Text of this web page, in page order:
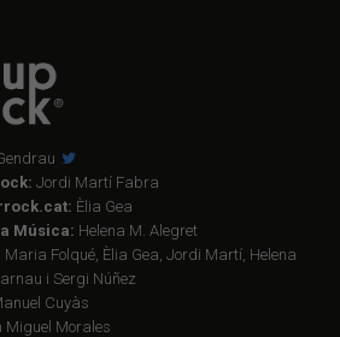
Jordi Martí Fabra
Èlia Gea
Música: Helena M. Alegret
Maria Folqué, Èlia Gea, Jordi Martí, Helena
i Sergi Núñez
Cuyàs
Miguel Morales